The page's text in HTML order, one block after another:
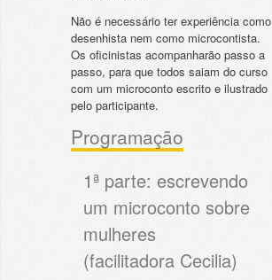
Não é necessário ter experiência como
desenhista nem como microcontista.
Os oficinistas acompanharão passo a
passo, para que todos saiam do curso
com um microconto escrito e ilustrado
pelo participante.
Programação
1ª parte: escrevendo
um microconto sobre
mulheres
(facilitadora Cecilia)